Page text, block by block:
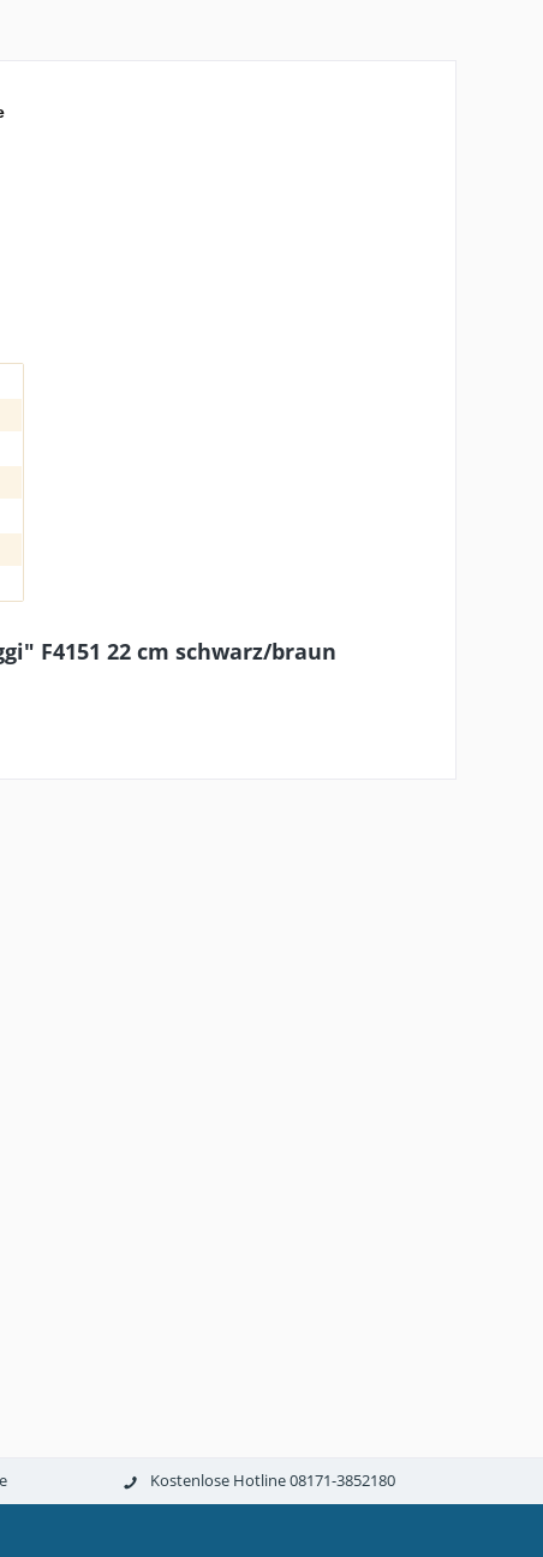
F4151 22 cm schwarz/braun
Kostenlose Hotline 08171-3852180